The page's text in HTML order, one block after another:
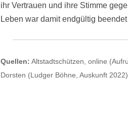
ihr Vertrauen und ihre Stimme
Leben war damit endgültig
Quellen: Altstadtschützen, online
Dorsten (Ludger Böhne, Auskunft 2022).